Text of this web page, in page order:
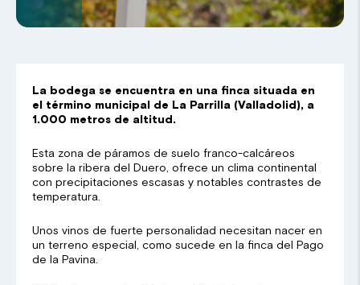
La bodega se encuentra en una finca situada en
el término municipal de La Parrilla (Valladolid), a
1.000 metros de altitud.
Esta zona de páramos de suelo franco-calcáreos
sobre la ribera del Duero, ofrece un clima continental
con precipitaciones escasas y notables contrastes de
temperatura.
Unos vinos de fuerte personalidad necesitan nacer en
un terreno especial, como sucede en la finca del Pago
de la Pavina.